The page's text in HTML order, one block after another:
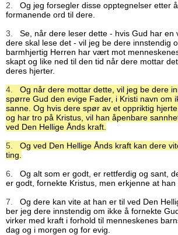
2.
Og jeg forsegler disse opptegnelser etter
formanende ord til dere.
3.
Se, når dere leser dette - hvis Gud har en
dere skal lese det - vil jeg be dere innstendig
barmhjertig Herren har vært mot
skapt og like ned til den tid når dere mottar
deres hjerter.
4.
Og når dere mottar dette, vil jeg be dere
spørre Gud den evige Fader, i Kristi navn om
sanne. Og hvis dere spør av et oppriktig
og har tro på Kristus, vil han åpenbare
ved Den Hellige Ånds kraft.
5.
Og ved Den Hellige Ånds kraft kan dere
ting.
6.
Og alt som er godt, er rettferdig og sant,
er godt, fornekte Kristus, men erkjenne at han
7.
Og dere kan vite at han er til ved Den
ber jeg dere innstendig om ikke å fornekte
virker med kraft i forhold til menneskenes
dag og i morgen og for evig.